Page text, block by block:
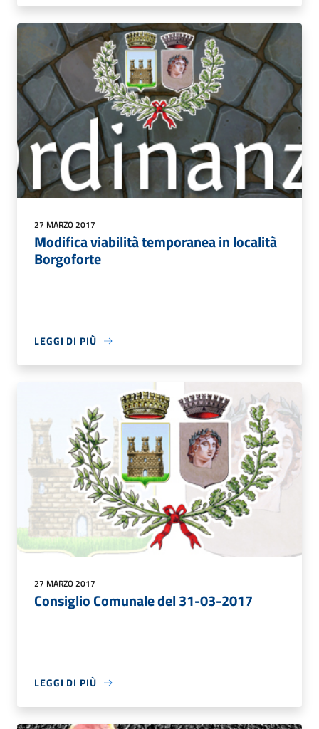
27 MARZO 2017
Modifica viabilità temporanea in località
Borgoforte
LEGGI DI PIÙ
27 MARZO 2017
Consiglio Comunale del 31-03-2017
LEGGI DI PIÙ